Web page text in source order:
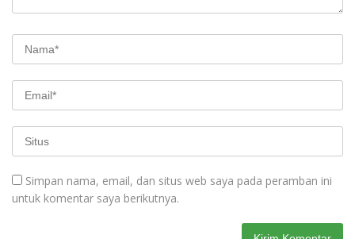
Simpan nama, email, dan situs web saya pada peramban ini
untuk komentar saya berikutnya.